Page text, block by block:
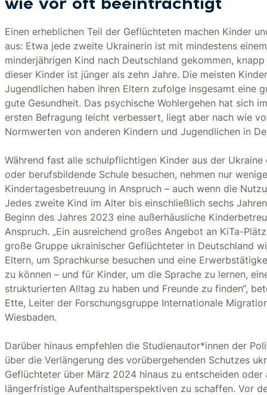
wie vor oft beeinträchtigt
Einen erheblichen Teil der Geflüchteten machen Kinder
aus: Etwa jede zweite Ukrainerin ist mit mindestens einem
minderjährigen Kind nach Deutschland gekommen,
dieser Kinder ist jünger als zehn Jahre. Die meisten
Jugendlichen haben ihren Eltern zufolge insgesamt eine
gute Gesundheit. Das psychische Wohlergehen hat sich
ersten Befragung leicht verbessert, liegt aber nach wie
Normwerten von anderen Kindern und Jugendlichen in
Während fast alle schulpflichtigen Kinder aus der Ukraine
oder berufsbildende Schule besuchen, nehmen nur
Kindertagesbetreuung in Anspruch – auch wenn die
Jedes zweite Kind im Alter bis einschließlich sechs
Beginn des Jahres 2023 eine außerhäusliche
Anspruch. „Ein ausreichend großes Angebot an KiTa-
große Gruppe ukrainischer Geflüchteter in Deutschland
Eltern, um Sprachkurse besuchen und eine
zu können – und für Kinder, um die Sprache zu lernen,
strukturierten Alltag zu haben und Freunde zu finden“,
Ette, Leiter der Forschungsgruppe Internationale
Wiesbaden.
Darüber hinaus empfehlen die Studienautor*innen der
über die Verlängerung des vorübergehenden Schutzes
Geflüchteter über März 2024 hinaus zu entscheiden oder
längerfristige Aufenthaltsperspektiven zu schaffen. Vor